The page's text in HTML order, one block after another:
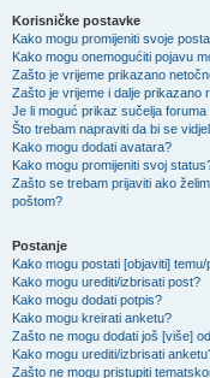
Korisničke postavke
Kako mogu promijeniti svoje
Kako mogu onemogućiti pojavu
Zašto je vrijeme prikazano
Zašto je vrijeme i dalje prikazano
Je li moguć prikaz sučelja
Što trebam napraviti da bi se
Kako mogu dodati avatara?
Kako mogu promijeniti svoj
Zašto se trebam prijaviti ako
poštom?
Postanje
Kako mogu postati [objaviti]
Kako mogu urediti/izbrisati post?
Kako mogu dodati potpis?
Kako mogu kreirati anketu?
Zašto ne mogu dodati još [više]
Kako mogu urediti/izbrisati
Zašto ne mogu pristupiti